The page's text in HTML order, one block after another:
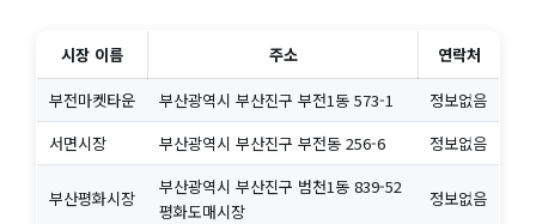
시장 이름 주소
연락처
부전마켓타운
부산광역시 부산진구 부전1동 573-1
정보없음
서면시장
부산광역시 부산진구 부전동 256-6 정보없음
부산평화시장
부산광역시 부산진구 범천1동 839-52
평화도매시장
정보없음